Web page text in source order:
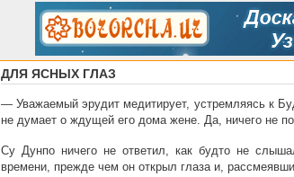
ДЛЯ ЯСНЫХ ГЛАЗ
— Уважаемый эрудит медитирует, устремляясь к
не думает о ждущей его дома жене. Да, ничего не
Су Дунпо ничего не ответил, как будто не
времени, прежде чем он открыл глаза и,